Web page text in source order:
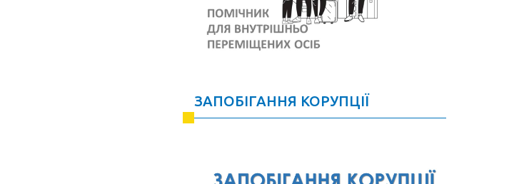
ЗАПОБІГАННЯ КОРУПЦІЇ